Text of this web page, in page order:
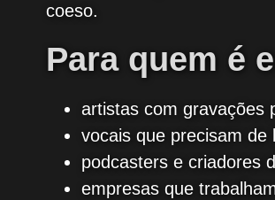
coeso.
Para quem é
artistas com gravações
vocais que precisam de
podcasters e criadores
empresas que